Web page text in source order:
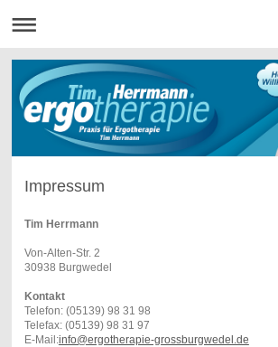
Impressum
Tim Herrmann
Von-Alten-Str. 2
30938 Burgwedel
Kontakt
Telefon: (05139) 98 31 98
Telefax: (05139) 98 31 97
E-Mail:info@ergotherapie-grossburgwedel.de